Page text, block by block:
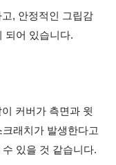
, 안정적인 그립감
되어 있습니다.
커버가 측면과 윗
래치가 발생한다고
있을 것 같습니다.